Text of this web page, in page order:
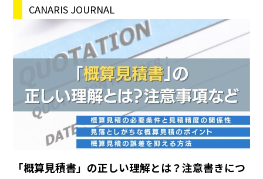
CANARIS JOURNAL
「概算見積書」の正しい理解とは？注意書きにつ